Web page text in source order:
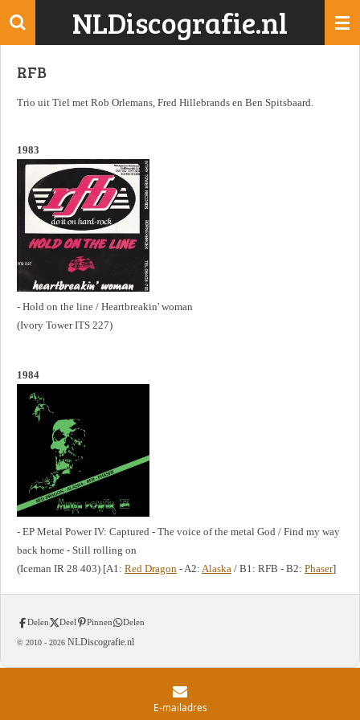
Ga
de
NLDiscografie.nl
RFB
Trio uit Tiel met Rob Orlemans, Fred Hillebrands en Ben Spitsbaard.
1983
- Hold on the line / Heartbreakin' woman
(Ivory Tower ITS 227)
1984
- EP Metal Power IV: Captured - The voice of the metal God / Find my way
back home - Still rolling on
(Iceman IR 28 403) [A1: Red Dragon - A2: Alaska / B1: RFB - B2: Phaser]
Delen Deel Pinnen Delen
© 2010 - 2026 NLDiscografie.nl
E-mailadres